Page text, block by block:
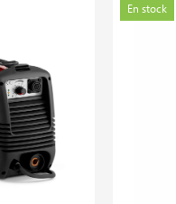
En stock